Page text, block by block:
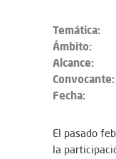
Temática:
Ámbito:
Alcance:
Convocante:
Fecha:
El pasado
la